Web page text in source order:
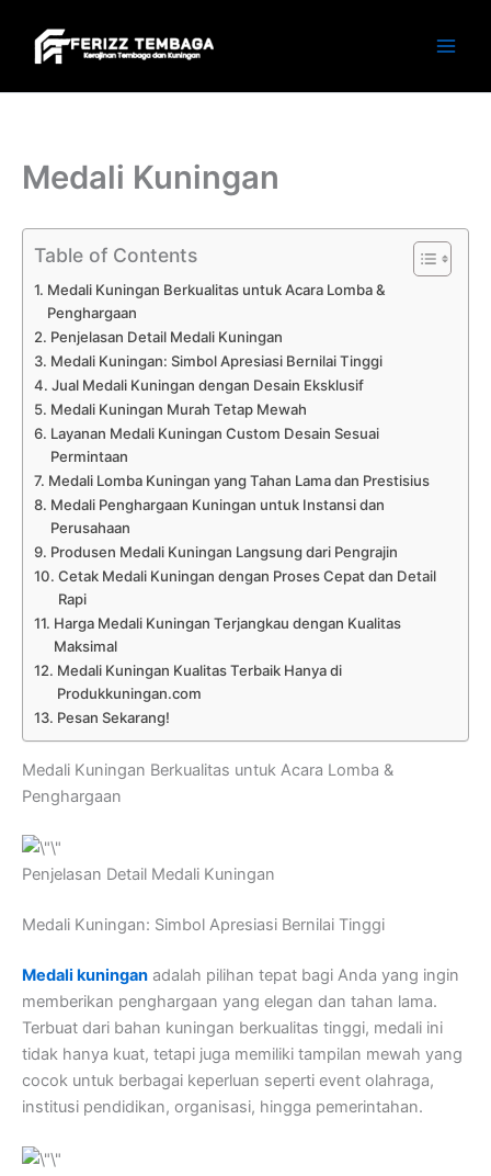
content
Medali Kuningan
Table of Contents
Medali Kuningan Berkualitas untuk Acara Lomba &
Penghargaan
Penjelasan Detail Medali Kuningan
Medali Kuningan: Simbol Apresiasi Bernilai Tinggi
Jual Medali Kuningan dengan Desain Eksklusif
Medali Kuningan Murah Tetap Mewah
Layanan Medali Kuningan Custom Desain Sesuai
Permintaan
Medali Lomba Kuningan yang Tahan Lama dan Prestisius
Medali Penghargaan Kuningan untuk Instansi dan
Perusahaan
Produsen Medali Kuningan Langsung dari Pengrajin
Cetak Medali Kuningan dengan Proses Cepat dan Detail
Rapi
Harga Medali Kuningan Terjangkau dengan Kualitas
Maksimal
Medali Kuningan Kualitas Terbaik Hanya di
Produkkuningan.com
Pesan Sekarang!
Medali Kuningan Berkualitas untuk Acara Lomba &
Penghargaan
Penjelasan Detail Medali Kuningan
Medali Kuningan: Simbol Apresiasi Bernilai Tinggi
Medali kuningan adalah pilihan tepat bagi Anda yang ingin
memberikan penghargaan yang elegan dan tahan lama.
Terbuat dari bahan kuningan berkualitas tinggi, medali ini
tidak hanya kuat, tetapi juga memiliki tampilan mewah yang
cocok untuk berbagai keperluan seperti event olahraga,
institusi pendidikan, organisasi, hingga pemerintahan.